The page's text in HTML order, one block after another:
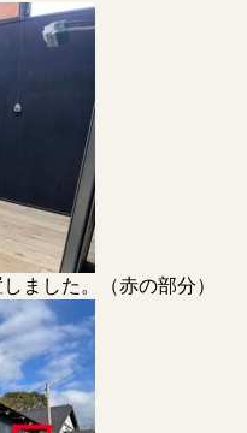
ました。（赤の部分）